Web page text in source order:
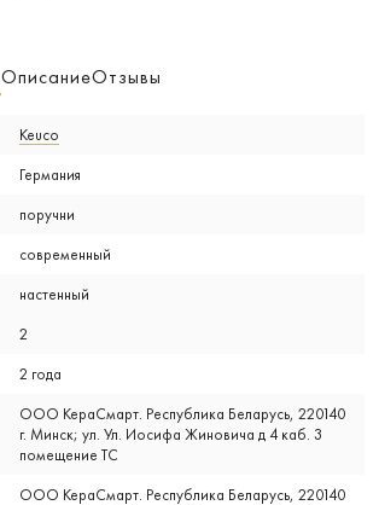
ОписаниеОтзывы
Keuco
Германия
поручни
современный
настенный
2
2 года
ООО КераСмарт. Республика Беларусь, 220140
г. Минск; ул. Ул. Иосифа Жиновича д 4 каб. 3
помещение ТС
ООО КераСмарт. Республика Беларусь, 220140